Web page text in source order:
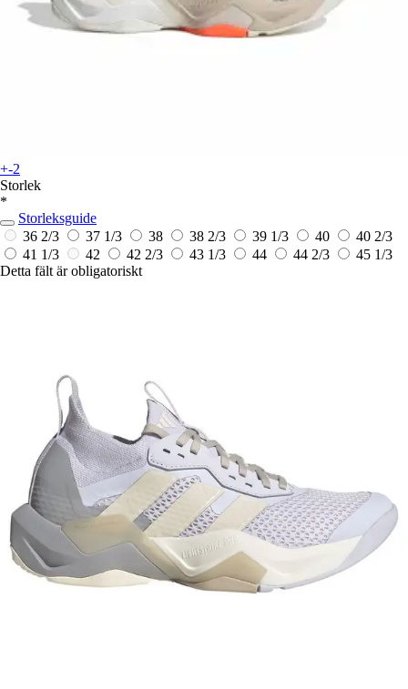
+-2
Storlek
*
Storleksguide
36 2/3
37 1/3 38 38 2/3 39 1/3 40
40 2/3
41 1/3
42 42 2/3 43 1/3 44 44 2/3
45 1/3
Detta fält är obligatoriskt